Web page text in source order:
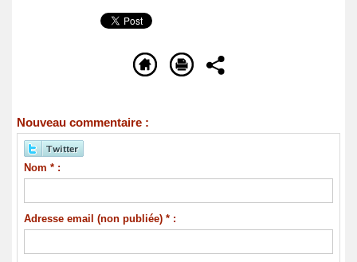
Nouveau commentaire :
Nom * :
Adresse email (non publiée) * :